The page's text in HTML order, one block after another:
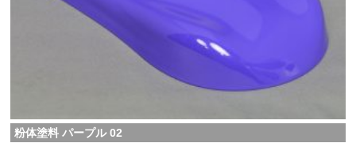
粉体塗料 パープル 02